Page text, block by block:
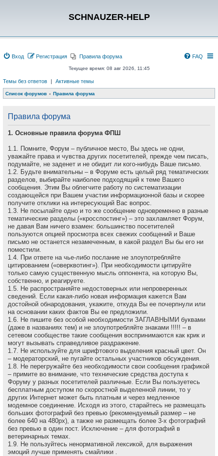
SCHNAUZER-HELP
Вход Регистрация Правила форума FAQ
Текущее время: 08 авг 2026, 11:45
Темы без ответов | Активные темы
Список форумов Правила форума
Правила форума
1. Основные правила форума ФПШ
1.1. Помните, Форум – публичное место, Вы здесь не одни,
уважайте права и чувства других посетителей, прежде чем писать,
подумайте, не заденет и не обидит ли кого-нибудь Ваше письмо.
1.2. Будьте внимательны – в Форуме есть целый ряд тематических
разделов, выбирайте наиболее подходящий к теме Вашего
сообщения. Этим Вы облегчите работу по систематизации
создающейся при Вашем участии информационной базы и скорее
получите отклики на интересующий Вас вопрос.
1.3. Не посылайте одно и то же сообщение одновременно в разные
тематические разделы («кросспостинг») – это захламляет Форум,
не давая Вам ничего взамен: большинство посетителей
пользуются опцией просмотра всех свежих сообщений и Ваше
письмо не останется незамеченным, в какой раздел Вы бы его ни
поместили.
1.4. При ответе на чье-либо послание не злоупотребляйте
цитированием («оверквотинг»). При необходимости цитируйте
только самую существенную мысль оппонента, на которую Вы,
собственно, и реагируете.
1.5. Не распространяйте недостоверных или непроверенных
сведений. Если какая-либо новая информация кажется Вам
достойной обнародования, укажите, откуда Вы ее почерпнули или
на основании каких фактов Вы ее предложили.
1.6. Не пишите без особой необходимости ЗАГЛАВНЫМИ буквами
(даже в названиях тем) и не злоупотребляйте знаками !!!!! – в
сетевом сообществе такие сообщения воспринимаются как крик и
могут вызывать справедливое раздражение.
1.7. Не используйте для шрифтового выделения красный цвет. Он
– модераторский, не пугайте остальных участников обсуждения.
1.8. Не перегружайте без необходимости свои сообщения графикой
– примите во внимание, что технические средства доступа к
Форуму у разных посетителей различные. Если Вы пользуетесь
бесплатным доступом по скоростной выделенной линии, то у
других Интернет может быть платным и через медленное
модемное соединение. Исходя из этого, старайтесь не размещать
больших фотографий без превью (рекомендуемый размер – не
более 640 на 480рх), а также не размещать более 3-х фотографий
без превью в один пост. Исключение – для фотографий в
ветеринарных темах.
1.9. Не пользуйтесь ненормативной лексикой, для выражения
эмоций лучше применять смайлики .